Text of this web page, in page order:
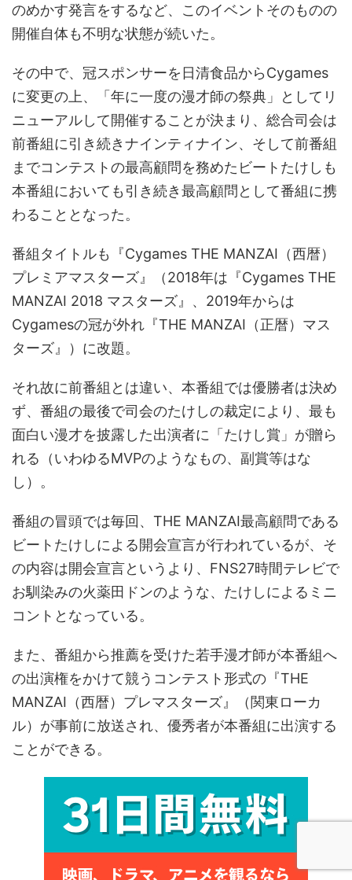
のめかす発言をするなど、このイベントそのものの
開催自体も不明な状態が続いた。
その中で、冠スポンサーを日清食品からCygames
に変更の上、「年に一度の漫才師の祭典」としてリ
ニューアルして開催することが決まり、総合司会は
前番組に引き続きナインティナイン、そして前番組
までコンテストの最高顧問を務めたビートたけしも
本番組においても引き続き最高顧問として番組に携
わることとなった。
番組タイトルも『Cygames THE MANZAI（西暦）
プレミアマスターズ』（2018年は『Cygames THE
MANZAI 2018 マスターズ』、2019年からは
Cygamesの冠が外れ『THE MANZAI（正暦）マス
ターズ』）に改題。
それ故に前番組とは違い、本番組では優勝者は決め
ず、番組の最後で司会のたけしの裁定により、最も
面白い漫才を披露した出演者に「たけし賞」が贈ら
れる（いわゆるMVPのようなもの、副賞等はな
し）。
番組の冒頭では毎回、THE MANZAI最高顧問である
ビートたけしによる開会宣言が行われているが、そ
の内容は開会宣言というより、FNS27時間テレビで
お馴染みの火薬田ドンのような、たけしによるミニ
コントとなっている。
また、番組から推薦を受けた若手漫才師が本番組へ
の出演権をかけて競うコンテスト形式の『THE
MANZAI（西暦）プレマスターズ』（関東ローカ
ル）が事前に放送され、優秀者が本番組に出演する
ことができる。